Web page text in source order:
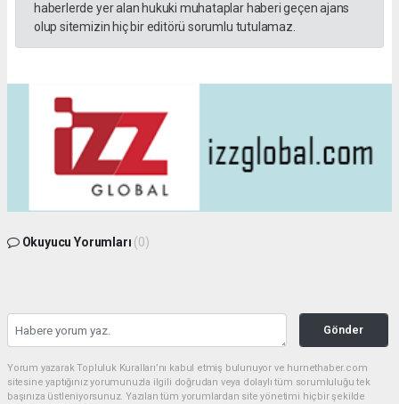
haberlerde yer alan hukuki muhataplar haberi geçen ajans
olup sitemizin hiç bir editörü sorumlu tutulamaz.
Okuyucu Yorumları (0)
Gönder
Yorum yazarak Topluluk Kuralları’nı kabul etmiş bulunuyor ve hurnethaber.com
sitesine yaptığınız yorumunuzla ilgili doğrudan veya dolaylı tüm sorumluluğu tek
başınıza üstleniyorsunuz. Yazılan tüm yorumlardan site yönetimi hiçbir şekilde